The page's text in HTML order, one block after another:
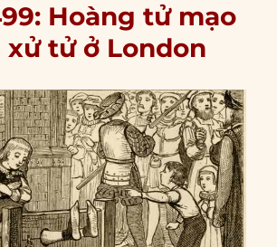
Hoàng tử mạo
xử tử ở London